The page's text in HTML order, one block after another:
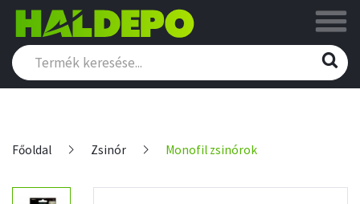
Főoldal Zsinór Monofil zsinórok